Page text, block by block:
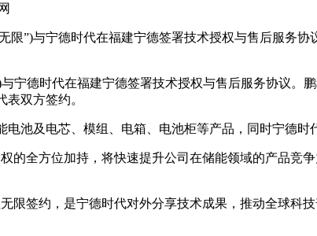
与宁德时代在福建宁德签署技术授权与售后服务协
德时代在福建宁德签署技术授权与售后服务协议。
双方签约。
及电芯、模组、电箱、电池柜等产品，同时宁德时
全方位加持，将快速提升公司在储能领域的产品竞
签约，是宁德时代对外分享技术成果，推动全球科